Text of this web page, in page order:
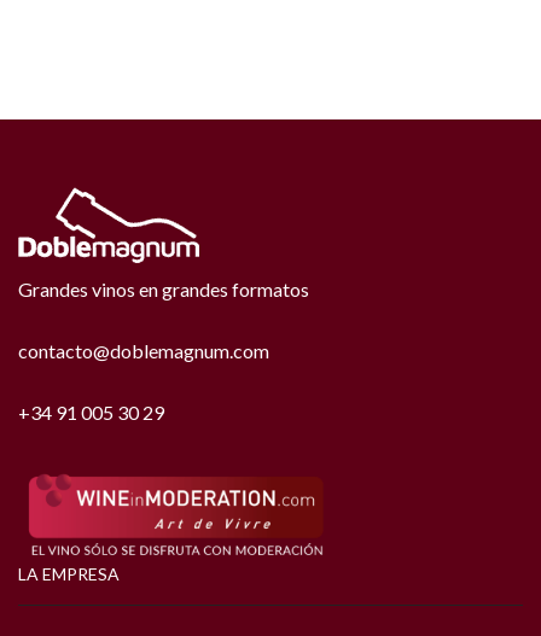
Grandes vinos en grandes formatos
contacto@doblemagnum.com
+34 91 005 30 29
LA EMPRESA